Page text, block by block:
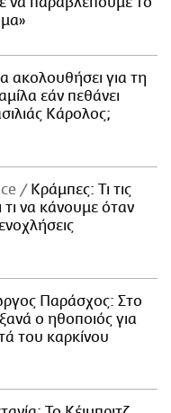
ακολουθήσει για τη
εάν πεθάνει
Κάρολος;
Κράμπες: Τι τις
τι να κάνουμε όταν
Παράσχος: Στο
ο ηθοποιός για
του καρκίνου